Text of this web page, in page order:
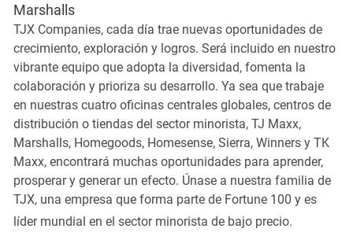
Marshalls
TJX Companies, cada día trae nuevas oportunidades de
crecimiento, exploración y logros. Será incluido en nuestro
vibrante equipo que adopta la diversidad, fomenta la
colaboración y prioriza su desarrollo. Ya sea que trabaje
en nuestras cuatro oficinas centrales globales, centros de
distribución o tiendas del sector minorista, TJ Maxx,
Marshalls, Homegoods, Homesense, Sierra, Winners y TK
Maxx, encontrará muchas oportunidades para aprender,
prosperar y generar un efecto. Únase a nuestra familia de
TJX, una empresa que forma parte de Fortune 100 y es
líder mundial en el sector minorista de bajo precio.